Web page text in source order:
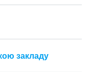
закладу